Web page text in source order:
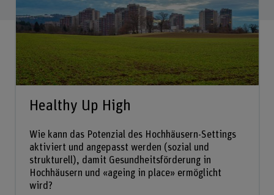
Healthy Up High
Wie kann das Potenzial des Hochhäusern-Settings
aktiviert und angepasst werden (sozial und
strukturell), damit Gesundheitsförderung in
Hochhäusern und «ageing in place» ermöglicht
wird?